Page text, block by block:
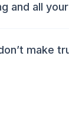
and all
make